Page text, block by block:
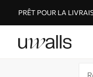
PRÊT POUR LA